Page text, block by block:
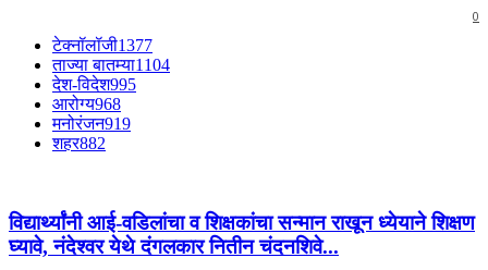
0
टेक्नॉलॉजी1377
ताज्या बातम्या1104
देश-विदेश995
आरोग्य968
मनोरंजन919
शहर882
विद्यार्थ्यांनी आई-वडिलांचा व शिक्षकांचा सन्मान राखून ध्येयाने शिक्षण
घ्यावे, नंदेश्वर येथे दंगलकार नितीन चंदनशिवे...